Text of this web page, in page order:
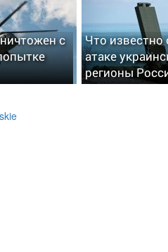
с
Что известно
атаке
регионы